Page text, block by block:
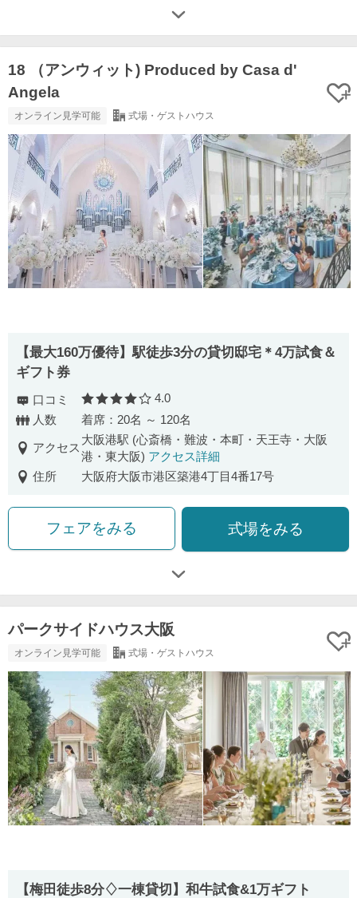
18 （アンウィット) Produced by Casa d'
Angela
オンライン見学可能 式場・ゲストハウス
【最大160万優待】駅徒歩3分の貸切邸宅＊4万試食＆
ギフト券
口コミ 口コミ評価
4.0
人数
着席：20名 ～ 120名
アクセス
大阪港駅 (心斎橋・難波・本町・天王寺・大阪
港・東大阪) アクセス詳細
住所
大阪府大阪市港区築港4丁目4番17号
フェアをみる 式場をみる
パークサイドハウス大阪
オンライン見学可能 式場・ゲストハウス
【梅田徒歩8分♢一棟貸切】和牛試食&1万ギフト